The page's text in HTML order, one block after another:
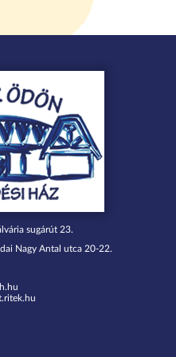
sugárút 23.
Nagy Antal utca 20-22.